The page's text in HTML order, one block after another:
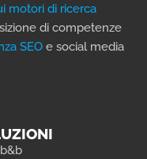
motori di ricerca
di competenze
SEO e social media